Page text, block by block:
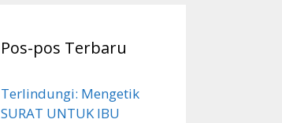
Pos-pos Terbaru
Terlindungi: Mengetik
SURAT UNTUK IBU